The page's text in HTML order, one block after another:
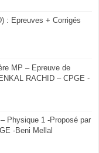
: Epreuves + Corrigés
MP – Epreuve de
RACHID – CPGE -
Physique 1 -Proposé par
-Beni Mellal